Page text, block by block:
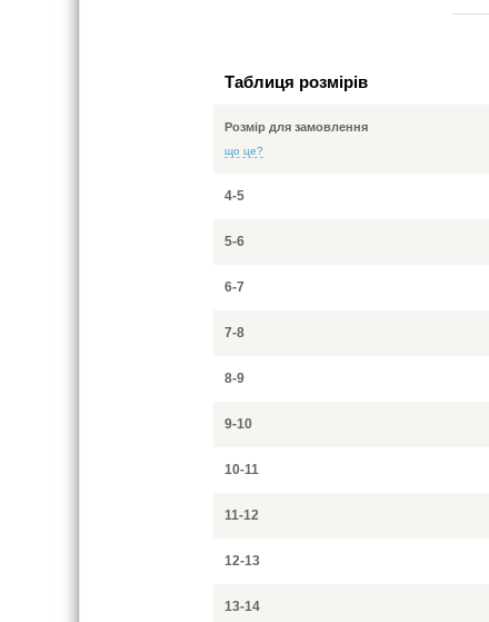
Таблиця розмірів
Розмір для замовлення
що це?
4-5
5-6
6-7
7-8
8-9
9-10
10-11
11-12
12-13
13-14